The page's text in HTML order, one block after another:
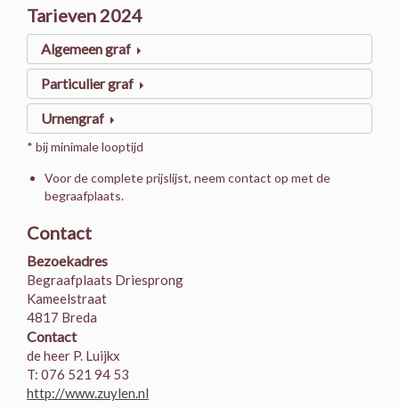
Tarieven 2024
Algemeen graf
Particulier graf
Urnengraf
* bij minimale looptijd
Voor de complete prijslijst, neem contact op met de
begraafplaats.
Contact
Bezoekadres
Begraafplaats Driesprong
Kameelstraat
4817 Breda
Contact
de heer P. Luijkx
T: 076 521 94 53
http://www.zuylen.nl